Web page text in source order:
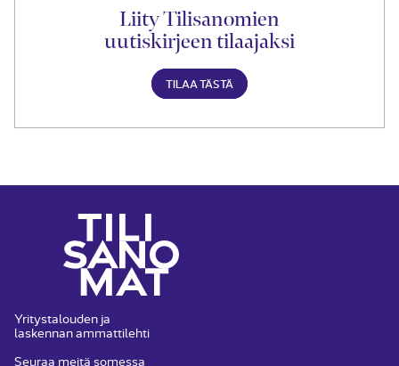
Liity Tilisanomien
uutiskirjeen tilaajaksi
TILAA TÄSTÄ
Yritystalouden ja
laskennan ammattilehti
Seuraa meitä somessa